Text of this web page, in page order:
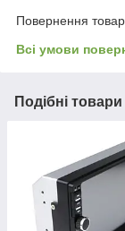
Повернення
Всі умови
Подібні товари